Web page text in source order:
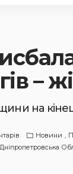
–
на
Новини
Дніпропетровська